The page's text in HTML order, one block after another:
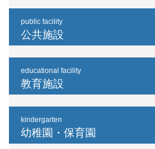
public facility
公共施設
educational facility
教育施設
kindergarten
幼稚園・保育園